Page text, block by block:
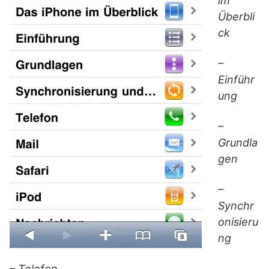
Überbli
ck
–
Einführ
ung
–
Grundla
gen
–
Synchr
onisieru
ng